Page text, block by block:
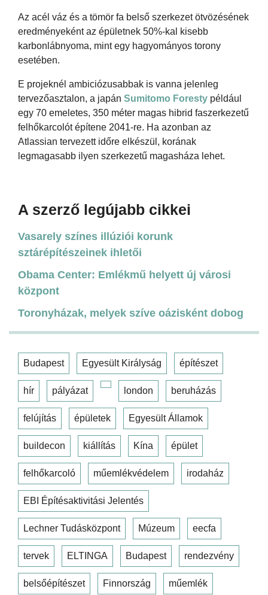
Az acél váz és a tömör fa belső szerkezet ötvözésének
eredményeként az épületnek 50%-kal kisebb
karbonlábnyoma, mint egy hagyományos torony
esetében.
E projeknél ambiciózusabbak is vanna jelenleg
tervezőasztalon, a japán Sumitomo Foresty például
egy 70 emeletes, 350 méter magas hibrid faszerkezetű
felhőkarcolót építene 2041-re. Ha azonban az
Atlassian tervezett időre elkészül, korának
legmagasabb ilyen szerkezetű magasháza lehet.
A szerző legújabb cikkei
Vasarely színes illúziói korunk
sztárépítészeinek ihletői
Obama Center: Emlékmű helyett új városi
központ
Toronyházak, melyek szíve oázisként dobog
Budapest Egyesült Királyság építészet
hír pályázat london beruházás
felújítás épületek Egyesült Államok
buildecon kiállítás Kína épület
felhőkarcoló műemlékvédelem irodaház
EBI Építésaktivitási Jelentés
Lechner Tudásközpont Múzeum eecfa
tervek ELTINGA Budapest rendezvény
belsőépítészet Finnország műemlék